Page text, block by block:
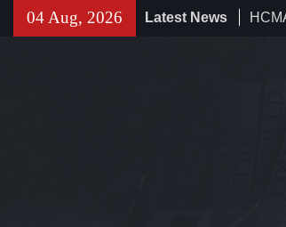
04 Aug, 2026 Latest News